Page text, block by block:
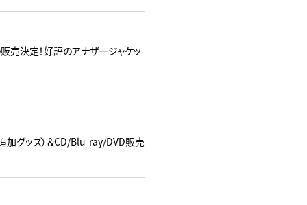
売決定！好評のアナザージャケッ
加グッズ）＆CD/Blu-ray/DVD販売